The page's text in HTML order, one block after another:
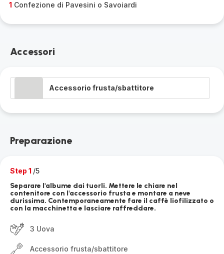
1 Confezione di Pavesini o Savoiardi
Accessori
Accessorio frusta/sbattitore
Preparazione
Step 1 /5
Separare l'albume dai tuorli. Mettere le chiare nel
contenitore con l'accessorio frusta e montare a neve
durissima. Contemporaneamente fare il caffè liofilizzato o
con la macchinetta e lasciare raffreddare.
3 Uova
Accessorio frusta/sbattitore